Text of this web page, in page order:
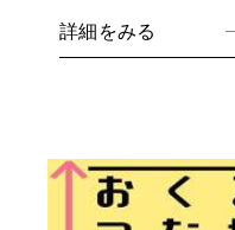
詳細をみる